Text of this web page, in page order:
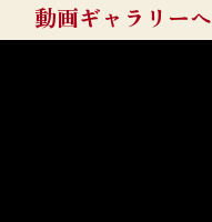
動画ギャラリーへ